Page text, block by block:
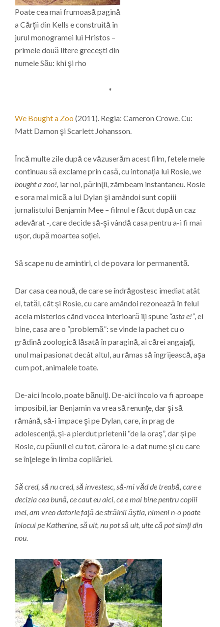
Poate cea mai frumoasă pagină
a Cărţii din Kells e construită în
jurul monogramei lui Hristos –
primele două litere greceşti din
numele Său: khi şi rho
*
We Bought a Zoo (2011). Regia: Cameron Crowe. Cu:
Matt Damon şi Scarlett Johansson.
Încă multe zile după ce văzuserăm acest film, fetele mele
continuau să exclame prin casă, cu intonaţia lui Rosie,we
bought a zoo!, iar noi, părinţii, zâmbeam instantaneu. Rosie
e sora mai mică a lui Dylan şi amândoi sunt copiii
jurnalistului Benjamin Mee – filmul e făcut după un caz
adevărat -, care decide să-şi vândă casa pentru a-i fi mai
uşor, după moartea soţiei.
Să scape nu de amintiri, ci de povara lor permanentă.
Dar casa cea nouă, de care se îndrăgostesc imediat atât
el, tatăl, cât şi Rosie, cu care amândoi rezonează în felul
acela misterios când vocea interioară îţi spune “asta e!”, ei
bine, casa are o “problemă”: se vinde la pachet cu o
grădină zoologică lăsată în paragină, ai cărei angajaţi,
unul mai pasionat decât altul, au rămas să îngrijească, aşa
cum pot, animalele toate.
De-aici încolo, poate bănuiţi. De-aici încolo va fi aproape
imposibil, iar Benjamin va vrea să renunţe, dar şi să
rămână, să-i împace şi pe Dylan, care, în prag de
adolescenţă, şi-a pierdut prietenii “de la oraş”, dar şi pe
Rosie, cu păunii ei cu tot, cărora le-a dat nume şi cu care
se înţelege în limba copilăriei.
Să cred, să nu cred, să investesc, să-mi văd de treabă, care e
decizia cea bună, ce caut eu aici, ce e mai bine pentru copiii
mei, am vreo datorie faţă de străinii ăştia, nimeni n-o poate
înlocui pe Katherine, să uit, nu pot să uit, uite că pot simţi din
nou.